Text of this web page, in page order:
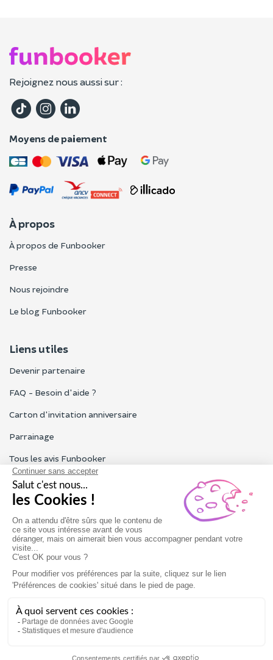
Rejoignez nous aussi sur :
Moyens de paiement
À propos
À propos de Funbooker
Presse
Nous rejoindre
Le blog Funbooker
Liens utiles
Devenir partenaire
FAQ - Besoin d'aide ?
Carton d'invitation anniversaire
Parrainage
Tous les avis Funbooker
Particuliers, entreprises, professionnels
Notre service client est ouvert du lundi au vendredi de 9h à 18h
Nous contacter
Conditions générales
Mentions légales